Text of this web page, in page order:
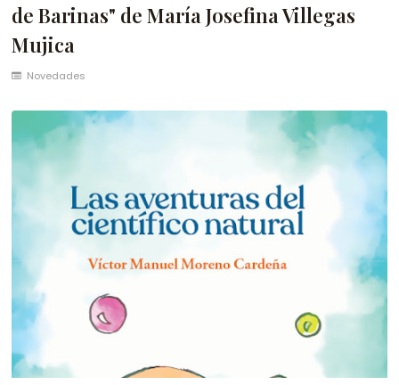
de Barinas" de María Josefina Villegas
Mujica
Novedades